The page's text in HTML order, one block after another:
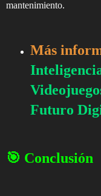
mantenimiento.
Más
Futuro
🎯 Conclusión